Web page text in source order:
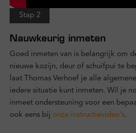
Stap 2
Nauwkeurig inmeten
Goed inmeten van is belangrijk om
nieuwe kozijn, deur of schuifpui te
laat Thomas Verhoef je alle
iedere situatie kunt inmeten. Wil je
inmeet ondersteuning voor een
ook eens bij onze instructievideo’s.